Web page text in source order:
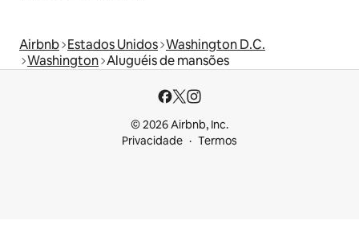
Airbnb Estados Unidos Washington D.C.
Washington Aluguéis de mansões
© 2026 Airbnb, Inc.
Privacidade
Termos